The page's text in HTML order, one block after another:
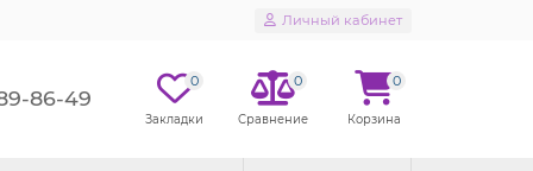
Личный кабинет
86-49
0 0 0